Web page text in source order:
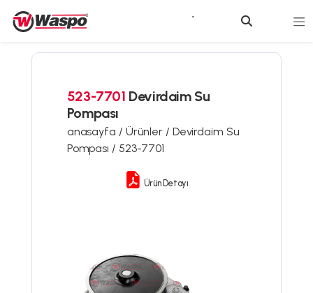
523-7701 Devirdaim Su
Pompası
anasayfa / Ürünler / Devirdaim Su
Pompası / 523-7701
Ürün Detayı